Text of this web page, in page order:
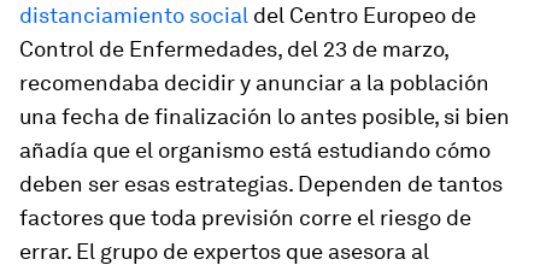
distanciamiento social del Centro Europeo de
Control de Enfermedades, del 23 de marzo,
recomendaba decidir y anunciar a la población
una fecha de finalización lo antes posible, si bien
añadía que el organismo está estudiando cómo
deben ser esas estrategias. Dependen de tantos
factores que toda previsión corre el riesgo de
errar. El grupo de expertos que asesora al